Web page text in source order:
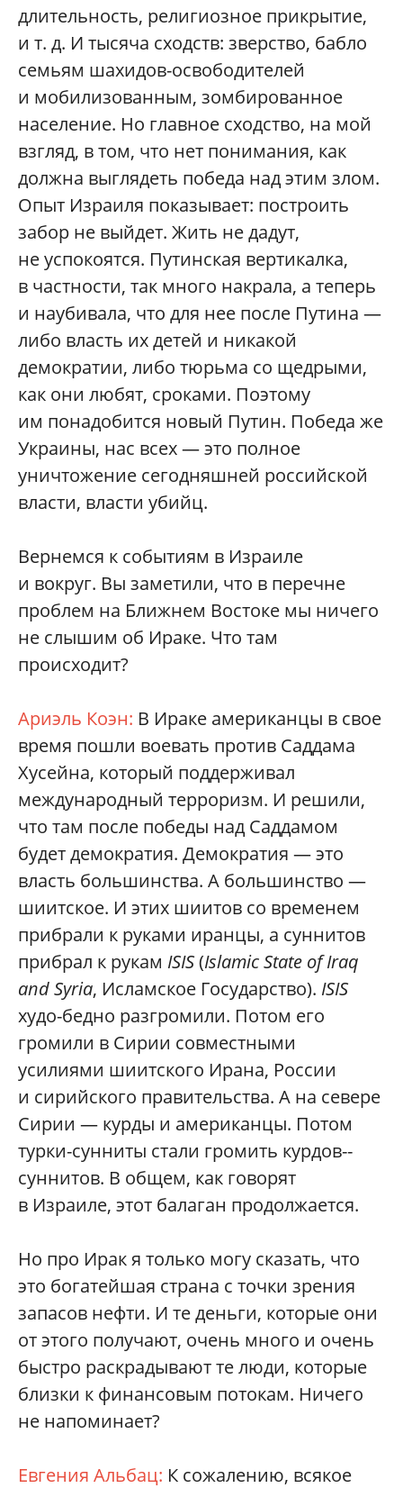
длительность, религиозное прикрытие,
и т. д. И тысяча сходств: зверство, бабло
семьям шахидов-освободителей
и мобилизованным, зомбированное
население. Но главное сходство, на мой
взгляд, в том, что нет понимания, как
должна выглядеть победа над этим злом.
Опыт Израиля показывает: построить
забор не выйдет. Жить не дадут,
не успокоятся. Путинская вертикалка,
в частности, так много накрала, а теперь
и наубивала, что для нее после Путина —
либо власть их детей и никакой
демократии, либо тюрьма со щедрыми,
как они любят, сроками. Поэтому
им понадобится новый Путин. Победа же
Украины, нас всех — это полное
уничтожение сегодняшней российской
власти, власти убийц.
Вернемся к событиям в Израиле
и вокруг. Вы заметили, что в перечне
проблем на Ближнем Востоке мы ничего
не слышим об Ираке. Что там
происходит?
Ариэль Коэн: В Ираке американцы в свое
время пошли воевать против Саддама
Хусейна, который поддерживал
международный терроризм. И решили,
что там после победы над Саддамом
будет демократия. Демократия — это
власть большинства. А большинство —
шиитское. И этих шиитов со временем
прибрали к руками иранцы, а суннитов
прибрал к рукам ISIS(Islamic State of Iraq
and Syria, Исламское Государство). ISIS
худо-бедно разгромили. Потом его
громили в Сирии совместными
усилиями шиитского Ирана, России
и сирийского правительства. А на севере
Сирии — курды и американцы. Потом
турки-­сунниты стали громить курдов-­
суннитов. В общем, как говорят
в Израиле, этот балаган продолжается.
Но про Ирак я только могу сказать, что
это богатейшая страна с точки зрения
запасов нефти. И те деньги, которые они
от этого получают, очень много и очень
быстро раскрадывают те люди, которые
близки к финансовым потокам. Ничего
не напоминает?
Евгения Альбац: К сожалению, всякое